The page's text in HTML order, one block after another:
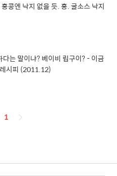
콩엔 낙지 없을 듯. 흥. 굴소스 낙지
다는 말이냐? 베이비 립구이? - 이금
시피 (2011.12)
페
1